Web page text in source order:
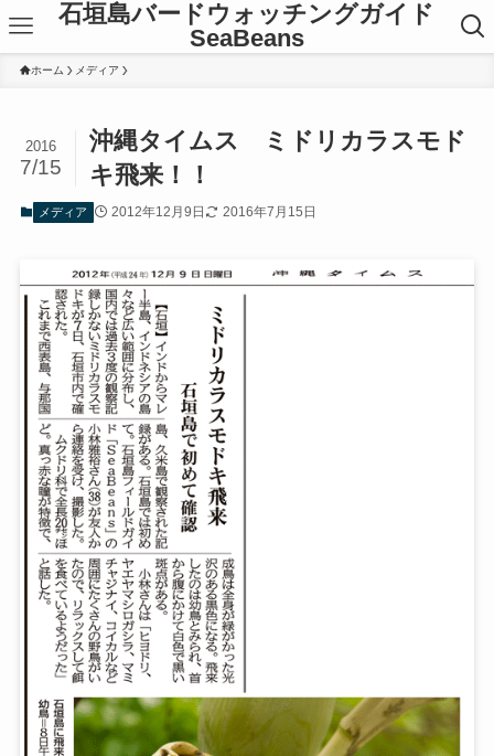
石垣島バードウォッチングガイド
SeaBeans
ホーム メディア
沖縄タイムス ミドリカラスモド
キ飛来！！
2016
7/15
メディア 2012年12月9日 2016年7月15日